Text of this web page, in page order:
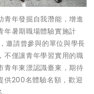
青年發掘自我潛能，增進
年暑期職場體驗實施計
邀請曾參與的單位與學長
不僅讓青年學習實用的職
青年東漂認識臺東，期待
供200名體驗名額，歡迎